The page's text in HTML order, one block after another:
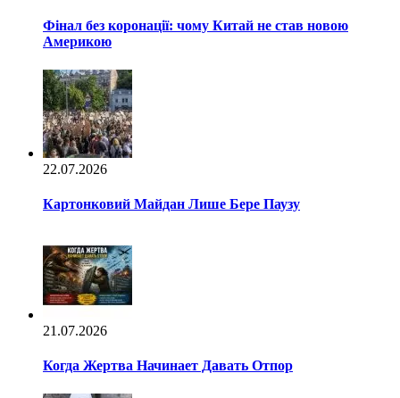
Фінал без коронації: чому Китай не став новою
Америкою
22.07.2026
Картонковий Майдан Лише Бере Паузу
21.07.2026
Когда Жертва Начинает Давать Отпор